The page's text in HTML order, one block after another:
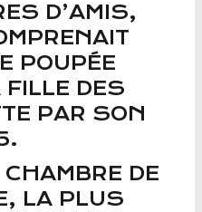
D’AMIS,
POUPÉE
FILLE DES
PAR SON
DE
LA PLUS